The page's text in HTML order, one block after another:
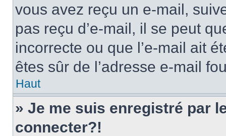
vous avez reçu un e-mail,
pas reçu d’e-mail, il se peut
incorrecte ou que l’e-mail ait
êtes sûr de l’adresse e-mail
Haut
» Je me suis enregistré par
connecter?!